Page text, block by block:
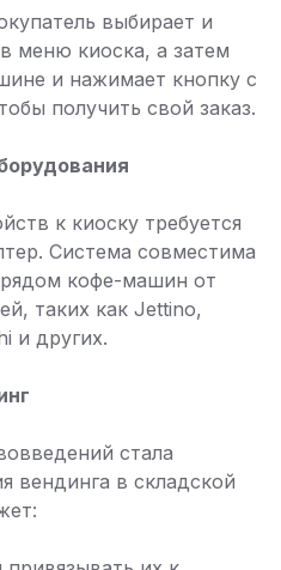
выбирает и
меню киоска, а затем
и нажимает кнопку с
получить свой заказ.
к киоску требуется
Система совместима
кофе-машин от
таких как Jettino,
и других.
стала
вендинга в складской